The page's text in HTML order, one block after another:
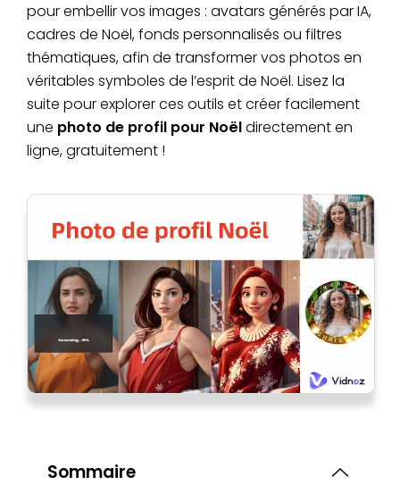
pour embellir vos images : avatars générés par IA,
cadres de Noël, fonds personnalisés ou filtres
thématiques, afin de transformer vos photos en
véritables symboles de l’esprit de Noël. Lisez la
suite pour explorer ces outils et créer facilement
une photo de profil pour Noëldirectement en
ligne, gratuitement !
Sommaire